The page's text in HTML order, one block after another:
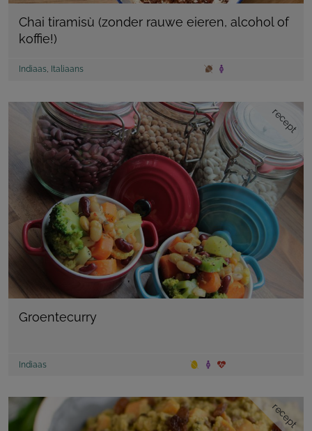
Chai tiramisù (zonder rauwe eieren, alcohol of
koffie!)
Indiaas, Italiaans
recept
Groentecurry
Indiaas
recept